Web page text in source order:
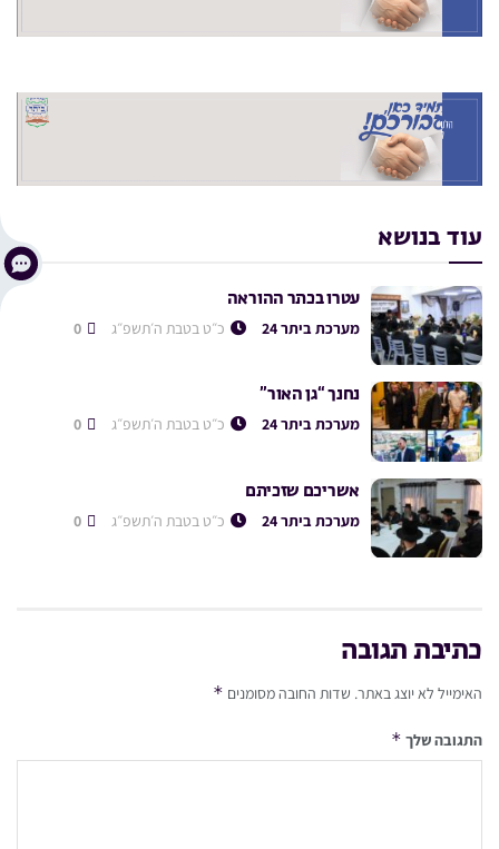
עוד בנושא
עטרו בכתר ההוראה
מערכת ביתר 24 כ״ט בטבת ה׳תשפ״ג
נחנך “גן האור”
מערכת ביתר 24 כ״ט בטבת ה׳תשפ״ג
אשריכם שזכיתם
מערכת ביתר 24 כ״ט בטבת ה׳תשפ״ג
כתיבת תגובה
האימייל לא יוצג באתר. שדות החובה מסומנים *
התגובה שלך *